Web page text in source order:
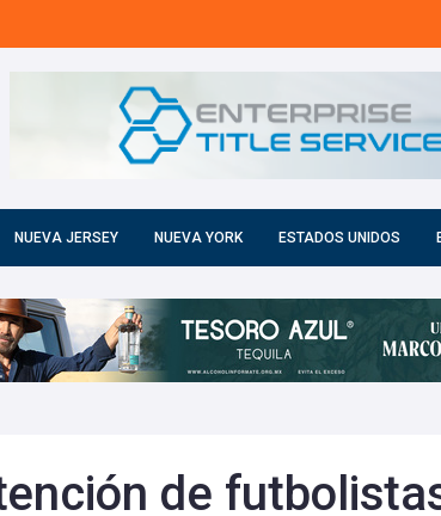
NUEVA JERSEY NUEVA YORK ESTADOS UNIDOS
de